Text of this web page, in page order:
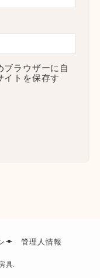
ブラウザーに自
イトを保存す
ー 管理人情報
具.